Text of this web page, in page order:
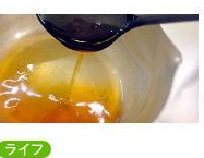
ライフ